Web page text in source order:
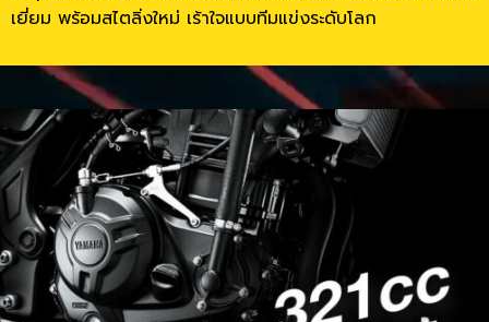
เยี่ยม พร้อมสไตลิ่งใหม่ เร้าใจแบบทีมแข่งระดับโลก